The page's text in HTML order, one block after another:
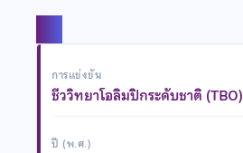
การแข่งขัน
ชีววิทยาโอลิมปิกระดับชาติ (TBO)
ปี (พ.ศ.)